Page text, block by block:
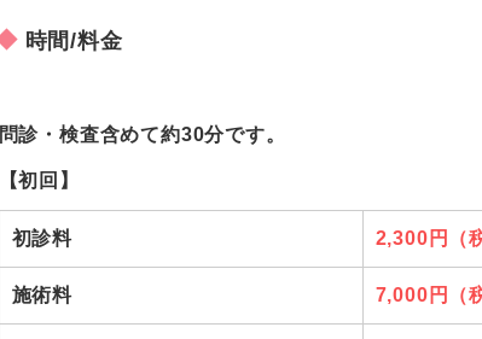
時間/料金
問診・検査含めて約30分です。
【初回】
初診料 2,300円（
施術料 7,000円（